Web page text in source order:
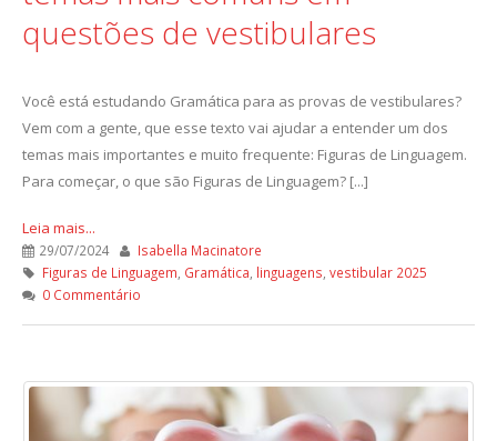
questões de vestibulares
Você está estudando Gramática para as provas de vestibulares?
Vem com a gente, que esse texto vai ajudar a entender um dos
temas mais importantes e muito frequente: Figuras de Linguagem.
Para começar, o que são Figuras de Linguagem? [...]
Leia mais...
29/07/2024
Isabella Macinatore
Figuras de Linguagem Gramática linguagens vestibular 2025
0 Commentário